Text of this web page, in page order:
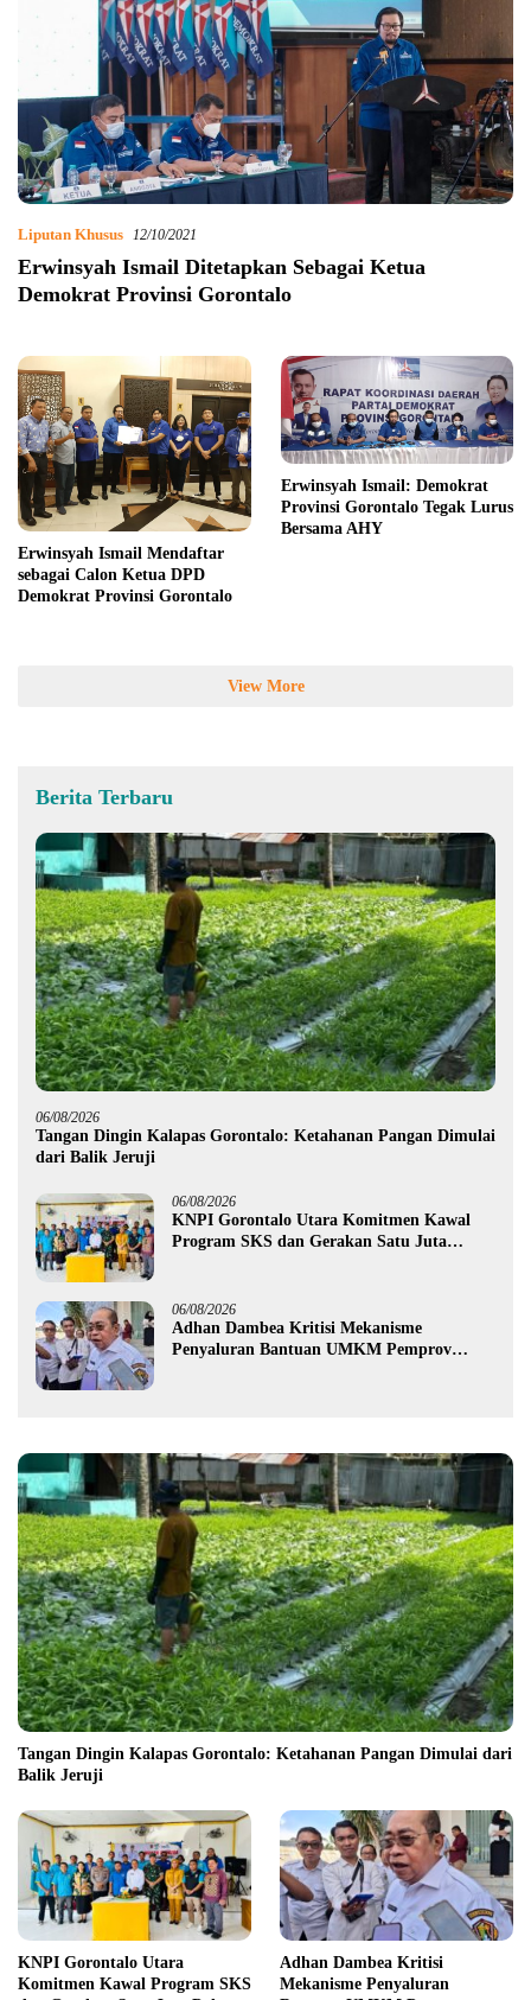
Liputan Khusus 12/10/2021
Erwinsyah Ismail Ditetapkan Sebagai Ketua
Demokrat Provinsi Gorontalo
Erwinsyah Ismail Mendaftar
sebagai Calon Ketua DPD
Demokrat Provinsi Gorontalo
Erwinsyah Ismail: Demokrat
Provinsi Gorontalo Tegak Lurus
Bersama AHY
View More
Berita Terbaru
06/08/2026
Tangan Dingin Kalapas Gorontalo: Ketahanan Pangan Dimulai
dari Balik Jeruji
06/08/2026
KNPI Gorontalo Utara Komitmen Kawal
Program SKS dan Gerakan Satu Juta
06/08/2026
Adhan Dambea Kritisi Mekanisme
Penyaluran Bantuan UMKM Pemprov
Tangan Dingin Kalapas Gorontalo: Ketahanan Pangan Dimulai dari
Balik Jeruji
KNPI Gorontalo Utara
Komitmen Kawal Program SKS
Adhan Dambea Kritisi
Mekanisme Penyaluran